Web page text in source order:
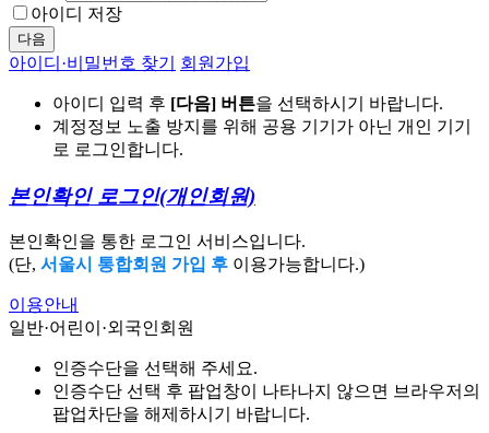
아이디 저장
다음
아이디·비밀번호 찾기 회원가입
아이디 입력 후 [다음] 버튼을 선택하시기 바랍니다.
계정정보 노출 방지를 위해 공용 기기가 아닌 개인 기기
로 로그인합니다.
본인확인 로그인(개인회원)
본인확인을 통한 로그인 서비스입니다.
(단, 서울시 통합회원 가입 후 이용가능합니다.)
이용안내
일반·어린이·외국인회원
인증수단을 선택해 주세요.
인증수단 선택 후 팝업창이 나타나지 않으면 브라우저의
팝업차단을 해제하시기 바랍니다.